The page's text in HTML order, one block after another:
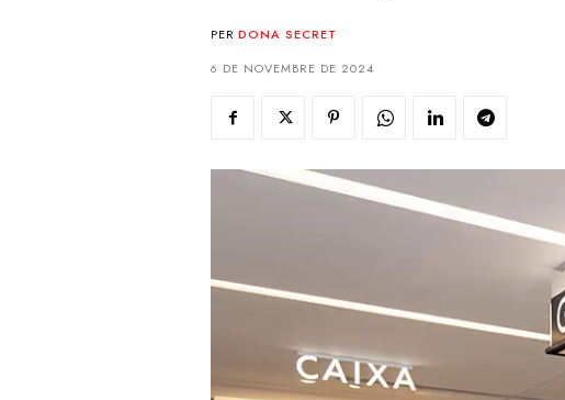
PER DONA SECRET
6 DE NOVEMBRE DE 2024